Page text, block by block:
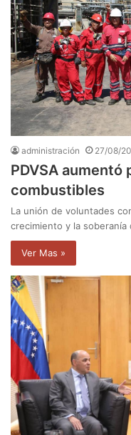
administración 27/08/
PDVSA
combustibles
La unión de voluntades
crecimiento y la
Ver Mas »